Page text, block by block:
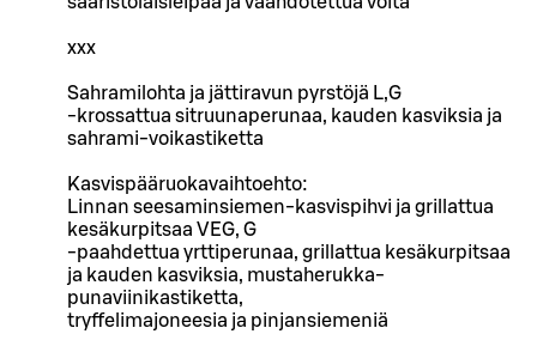
xxx
Sahramilohta ja jättiravun pyrstöjä L,G
-krossattua sitruunaperunaa, kauden kasviksia ja
sahrami-voikastiketta
Kasvispääruokavaihtoehto:
Linnan seesaminsiemen-kasvispihvi ja grillattua
kesäkurpitsaa VEG, G
-paahdettua yrttiperunaa, grillattua kesäkurpitsaa
ja kauden kasviksia, mustaherukka-
punaviinikastiketta,
tryffelimajoneesia ja pinjansiemeniä